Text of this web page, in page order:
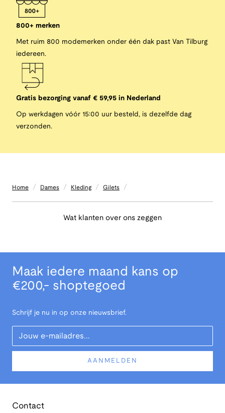
800+ merken
Met ruim 800 modemerken onder één dak past Van Tilburg
iedereen.
Gratis bezorging vanaf € 59,95 in Nederland
Op werkdagen vóór 15:00 uur besteld, is dezelfde dag
verzonden.
Home / Dames / Kleding / Gilets /
Wat klanten over ons zeggen
Maak iedere maand kans op
€200,- shoptegoed
Schrijf je nu in op onze nieuwsbrief.
Your Email
AANMELDEN
Contact